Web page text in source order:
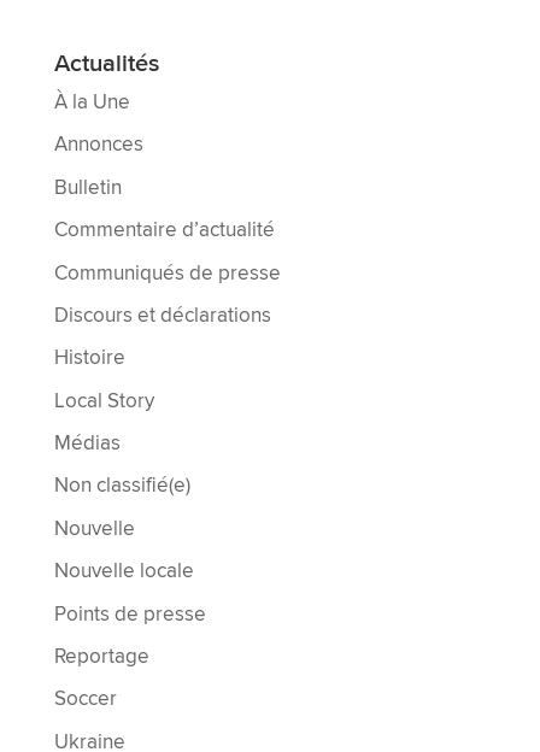
Actualités
À la Une
Annonces
Bulletin
Commentaire d’actualité
Communiqués de presse
Discours et déclarations
Histoire
Local Story
Médias
Non classifié(e)
Nouvelle
Nouvelle locale
Points de presse
Reportage
Soccer
Ukraine